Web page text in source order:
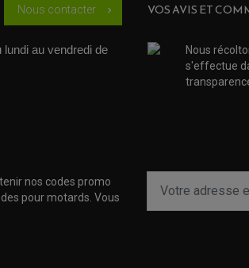
Nous contacter chevron_right
lundi au vendredi de
VOS AVIS ET
Nous
s'effectue
nos codes promo
pour motards. Vous